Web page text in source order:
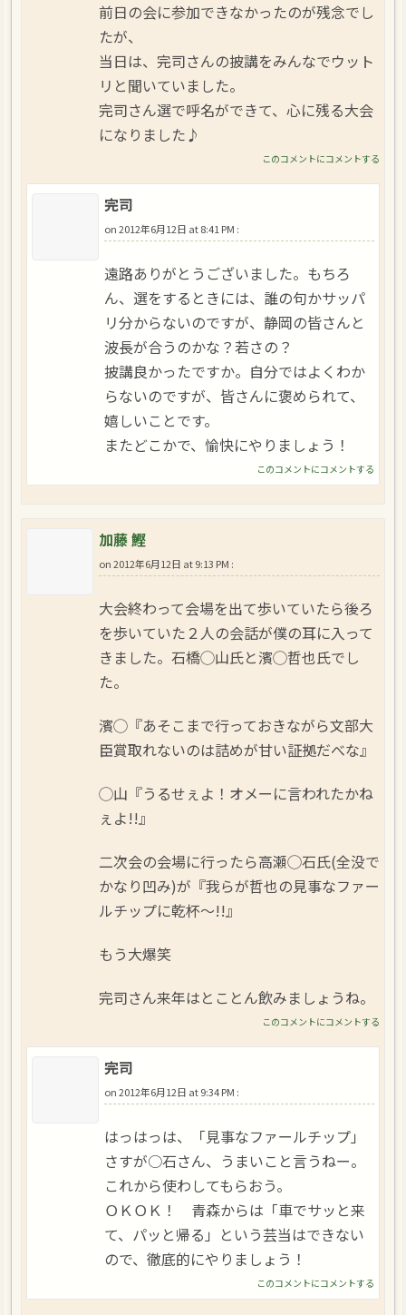
前日の会に参加できなかったのが残念でし
たが、
当日は、完司さんの披講をみんなでウット
リと聞いていました。
完司さん選で呼名ができて、心に残る大会
になりました♪
このコメントにコメントする
完司
on2012年6月12日 at 8:41 PM :
遠路ありがとうございました。もちろ
ん、選をするときには、誰の句かサッパ
リ分からないのですが、静岡の皆さんと
波長が合うのかな？若さの？
披講良かったですか。自分ではよくわか
らないのですが、皆さんに褒められて、
嬉しいことです。
またどこかで、愉快にやりましょう！
このコメントにコメントする
加藤 鰹
on2012年6月12日 at 9:13 PM :
大会終わって会場を出て歩いていたら後ろ
を歩いていた２人の会話が僕の耳に入って
きました。石橋◯山氏と濱◯哲也氏でし
た。
濱◯『あそこまで行っておきながら文部大
臣賞取れないのは詰めが甘い証拠だべな』
◯山『うるせぇよ！オメーに言われたかね
ぇよ!!』
二次会の会場に行ったら高瀬◯石氏(全没で
かなり凹み)が『我らが哲也の見事なファー
ルチップに乾杯〜!!』
もう大爆笑
完司さん来年はとことん飲みましょうね。
このコメントにコメントする
完司
on2012年6月12日 at 9:34 PM :
はっはっは、「見事なファールチップ」
さすが○石さん、うまいこと言うねー。
これから使わしてもらおう。
ＯＫＯＫ！ 青森からは「車でサッと来
て、パッと帰る」という芸当はできない
ので、徹底的にやりましょう！
このコメントにコメントする